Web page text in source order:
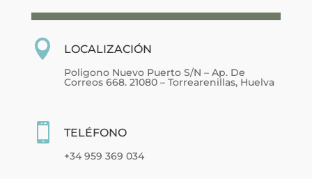
 LOCALIZACIÓN
Poligono Nuevo Puerto S/N – Ap. De
Correos 668. 21080 – Torrearenillas, Huelva
 TELÉFONO
+34 959 369 034